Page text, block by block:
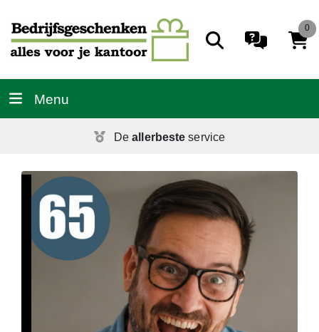
0
Menu
Deallerbeste service